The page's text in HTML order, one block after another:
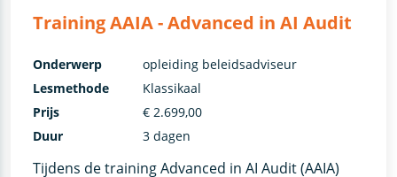
Training AAIA - Advanced in AI Audit
Tijdens de training Advanced in AI Audit (AAIA)
Onderwerp
opleiding beleidsadviseur
Lesmethode
Klassikaal
Prijs
€ 2.699,00
Duur
3 dagen